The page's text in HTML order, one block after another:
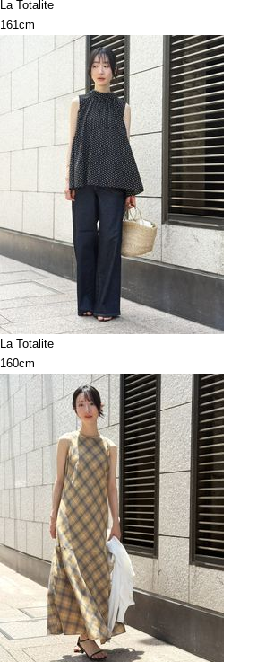
La Totalite
161cm
La Totalite
160cm